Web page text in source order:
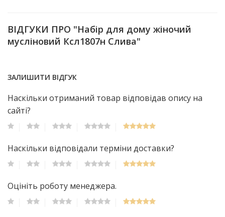
ВІДГУКИ ПРО "Набір для дому жіночий
мусліновий Ксл1807н Слива"
ЗАЛИШИТИ ВІДГУК
Наскільки отриманий товар відповідав опису на
сайті?
Наскільки відповідали терміни доставки?
Оцініть роботу менеджера.